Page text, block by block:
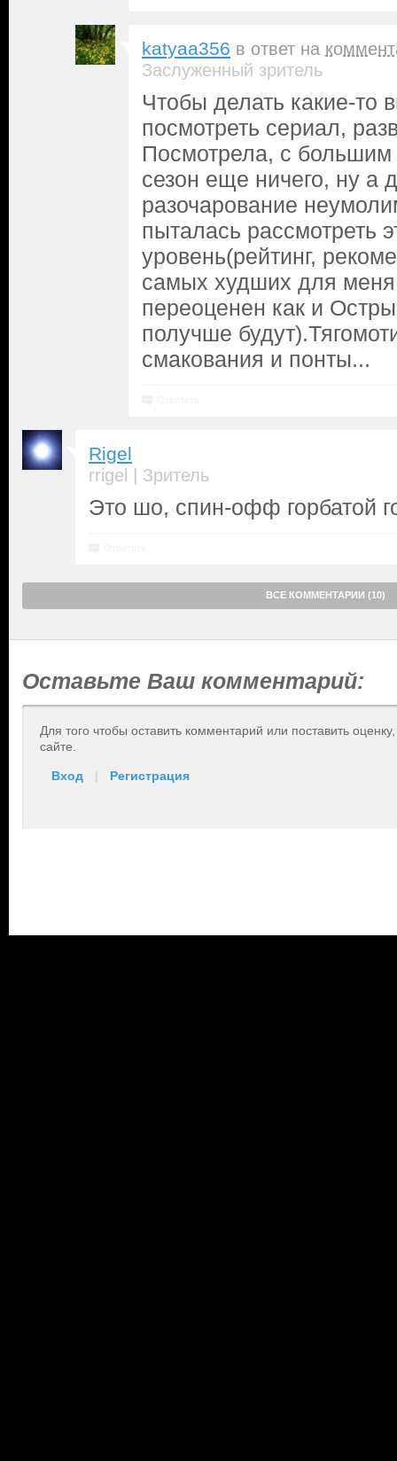
katyaa356 в ответ на
Заслуженный зритель
Чтобы делать какие-то
посмотреть сериал,
Посмотрела, с
сезон еще ничего, ну а
разочарование
пыталась рассмотреть
уровень(рейтинг,
самых худших для
переоценен как и
получше
смакования и понты...
Rigel
rrigel | Зритель
Это шо, спин-офф горбатой
ВСЕ КОММЕНТАРИИ (10)
Оставьте Ваш комментарий:
Для того чтобы оставить комментарий или поставить
сайте.
Вход | Регистрация